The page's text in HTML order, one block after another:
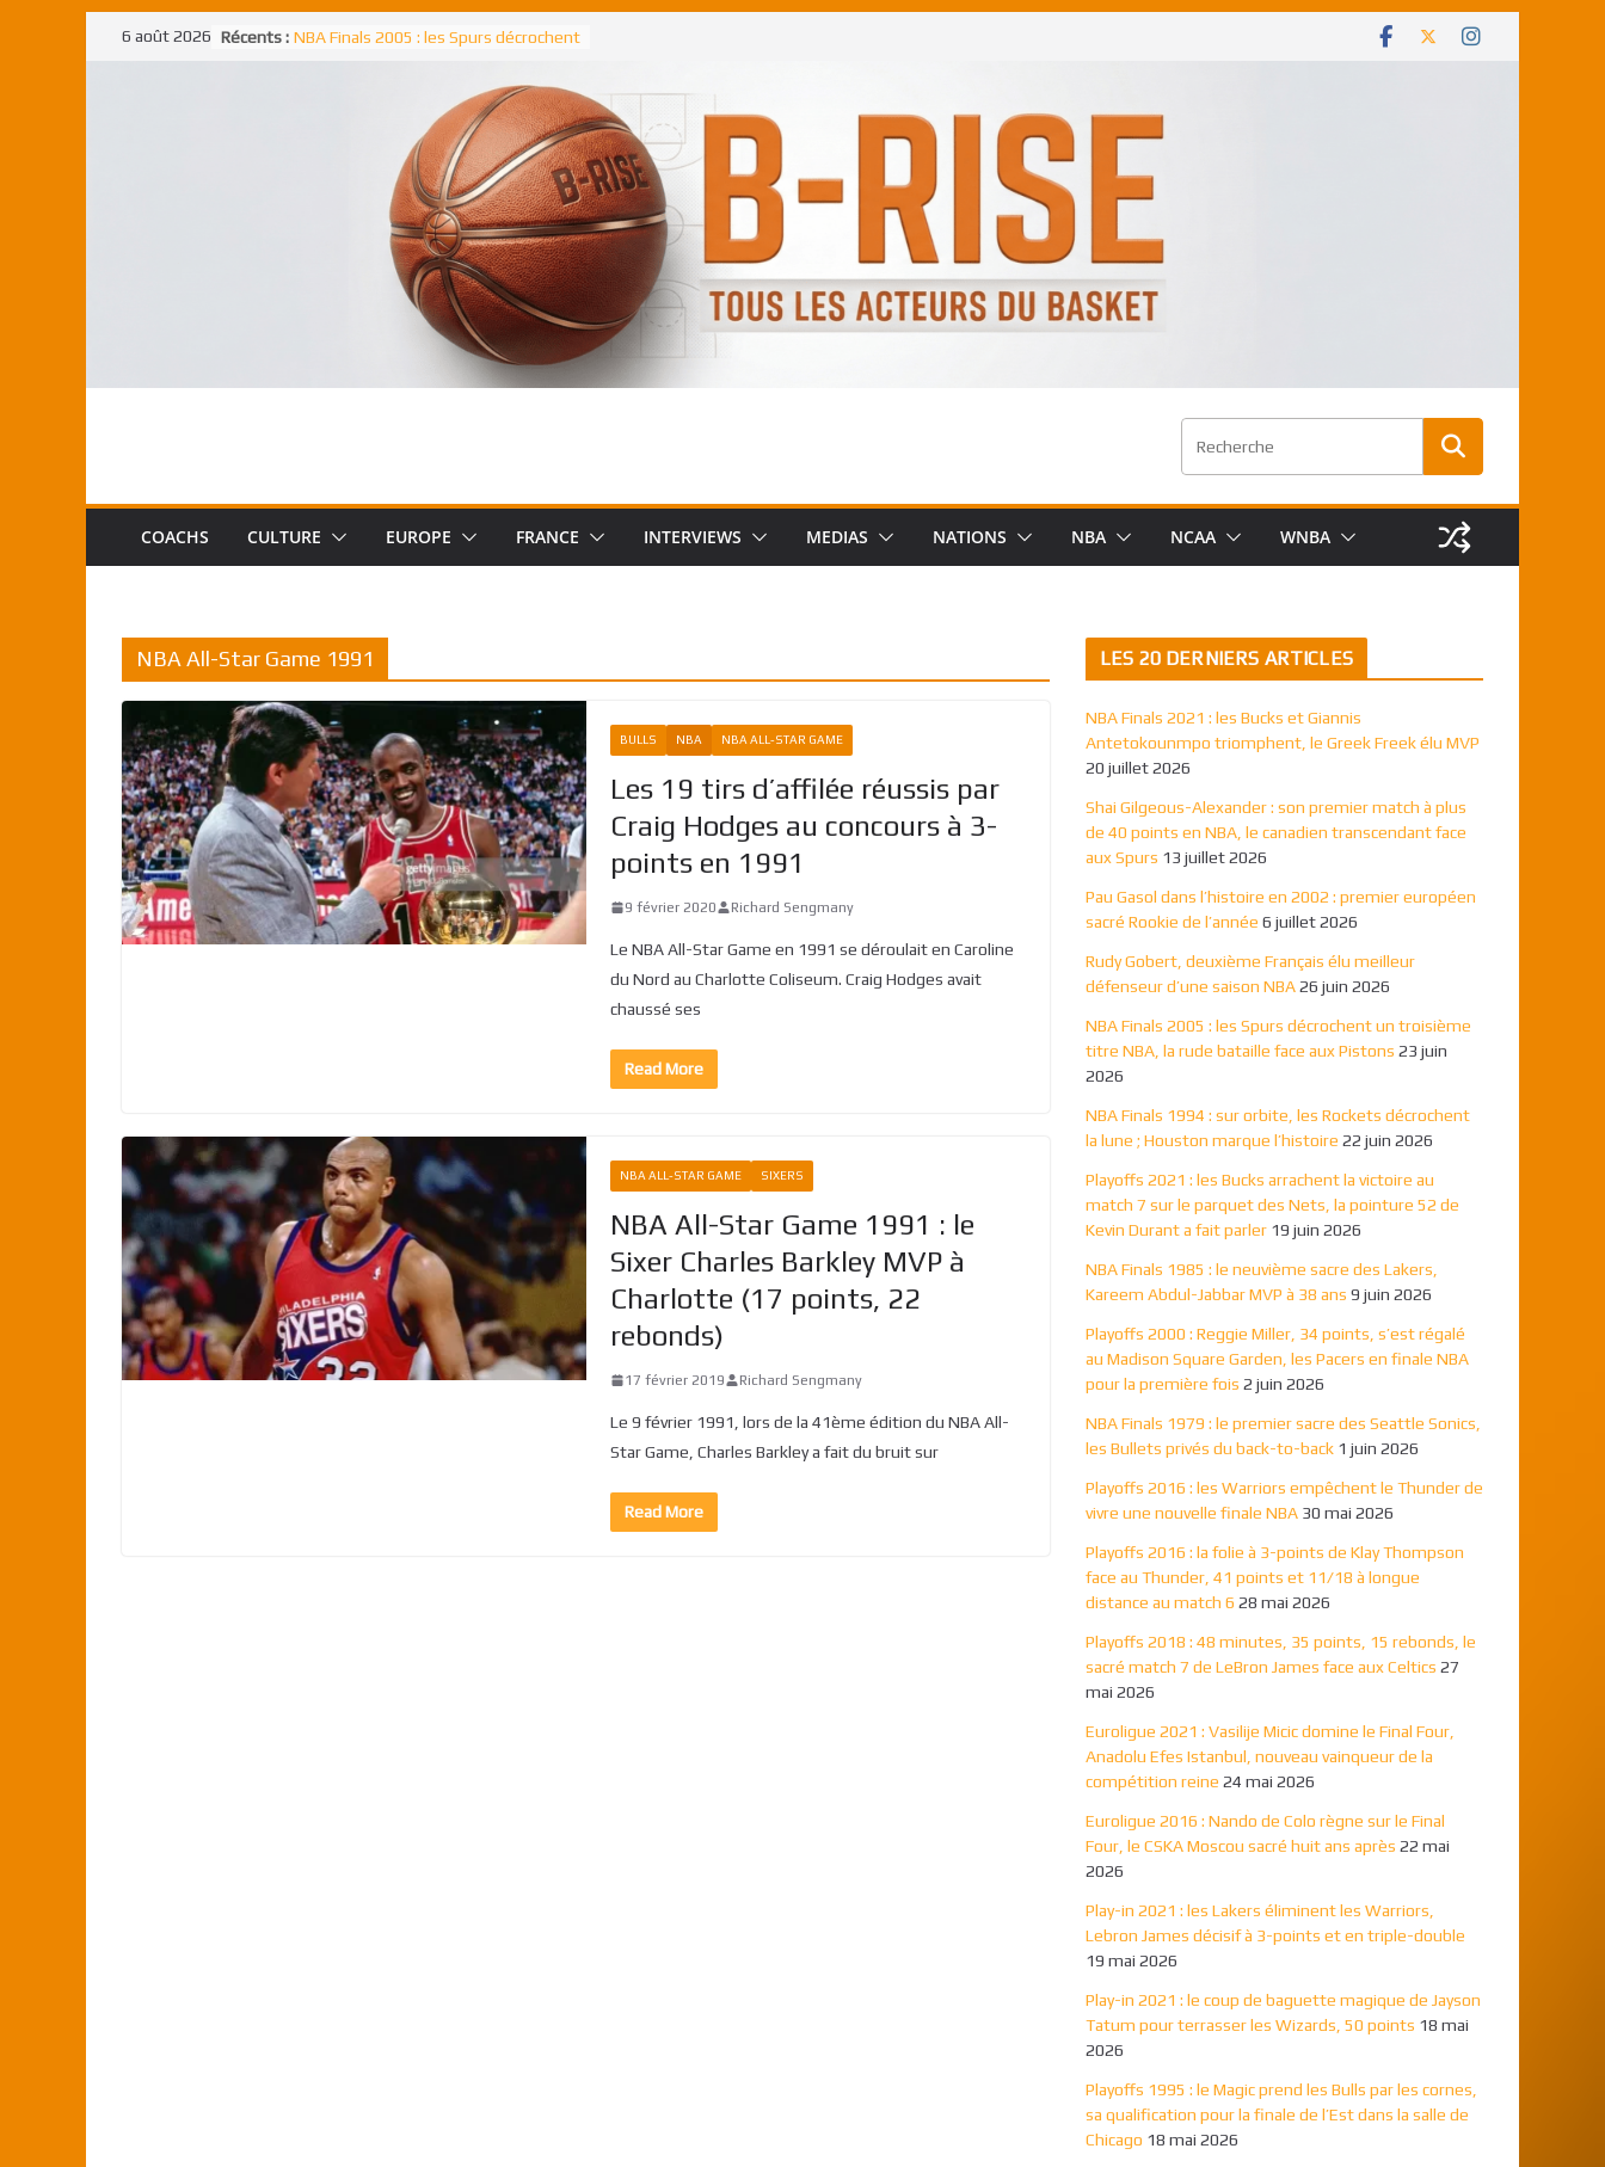
Passer6 août 2026 Récents : NBA Finals 2005 : les Spurs décrochent
NBA Finals 2021 : les Bucks et Giannis
Antetokounmpo triomphent, le Greek
Shai Gilgeous-Alexander : son premier
match à plus de 40 points en NBA, le
canadien transcendant face aux Spurs
Pau Gasol dans l’histoire en 2002 :
premier européen sacré Rookie de
Rudy Gobert, deuxième Français élu
meilleur défenseur d’une saison NBA
COACHS CULTURE EUROPE FRANCE INTERVIEWS MEDIAS NATIONS NBA NCAA WNBA
NBA All-Star Game 1991
BULLS NBA NBA ALL-STAR GAME
Les 19 tirs d’affilée réussis par
Craig Hodges au concours à 3-
points en 1991
9 février 2020 Richard Sengmany
Le NBA All-Star Game en 1991 se déroulait en Caroline
du Nord au Charlotte Coliseum. Craig Hodges avait
chaussé ses
Read More
NBA ALL-STAR GAME SIXERS
NBA All-Star Game 1991 : le
Sixer Charles Barkley MVP à
Charlotte (17 points, 22
rebonds)
17 février 2019 Richard Sengmany
Le 9 février 1991, lors de la 41ème édition du NBA All-
Star Game, Charles Barkley a fait du bruit sur
Read More
LES 20 DERNIERS ARTICLES
NBA Finals 2021 : les Bucks et Giannis
Antetokounmpo triomphent, le Greek Freek élu MVP
20 juillet 2026
Shai Gilgeous-Alexander : son premier match à plus
de 40 points en NBA, le canadien transcendant face
aux Spurs 13 juillet 2026
Pau Gasol dans l’histoire en 2002 : premier européen
sacré Rookie de l’année 6 juillet 2026
Rudy Gobert, deuxième Français élu meilleur
défenseur d’une saison NBA26 juin 2026
NBA Finals 2005 : les Spurs décrochent un troisième
titre NBA, la rude bataille face aux Pistons 23 juin
2026
NBA Finals 1994 : sur orbite, les Rockets décrochent
la lune ; Houston marque l’histoire 22 juin 2026
Playoffs 2021 : les Bucks arrachent la victoire au
match 7 sur le parquet des Nets, la pointure 52 de
Kevin Durant a fait parler 19 juin 2026
NBA Finals 1985 : le neuvième sacre des Lakers,
Kareem Abdul-Jabbar MVP à 38 ans 9 juin 2026
Playoffs 2000 : Reggie Miller, 34 points, s’est régalé
au Madison Square Garden, les Pacers en finale NBA
pour la première fois 2 juin 2026
NBA Finals 1979 : le premier sacre des Seattle Sonics,
les Bullets privés du back-to-back 1 juin 2026
Playoffs 2016 : les Warriors empêchent le Thunder de
vivre une nouvelle finale NBA 30 mai 2026
Playoffs 2016 : la folie à 3-points de Klay Thompson
face au Thunder, 41 points et 11/18 à longue
distance au match 6 28 mai 2026
Playoffs 2018 : 48 minutes, 35 points, 15 rebonds, le
sacré match 7 de LeBron James face aux Celtics 27
mai 2026
Euroligue 2021 : Vasilije Micic domine le Final Four,
Anadolu Efes Istanbul, nouveau vainqueur de la
compétition reine 24 mai 2026
Euroligue 2016 : Nando de Colo règne sur le Final
Four, le CSKA Moscou sacré huit ans après 22 mai
2026
Play-in 2021 : les Lakers éliminent les Warriors,
Lebron James décisif à 3-points et en triple-double
19 mai 2026
Play-in 2021 : le coup de baguette magique de Jayson
Tatum pour terrasser les Wizards, 50 points 18 mai
2026
Playoffs 1995 : le Magic prend les Bulls par les cornes,
sa qualification pour la finale de l’Est dans la salle de
Chicago 18 mai 2026